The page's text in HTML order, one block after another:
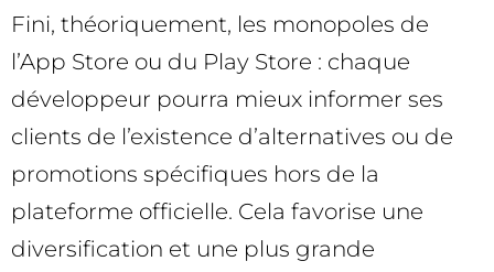
Fini, théoriquement, les monopoles de
l’App Store ou du Play Store : chaque
développeur pourra mieux informer ses
clients de l’existence d’alternatives ou de
promotions spécifiques hors de la
plateforme officielle. Cela favorise une
diversification et une plus grande